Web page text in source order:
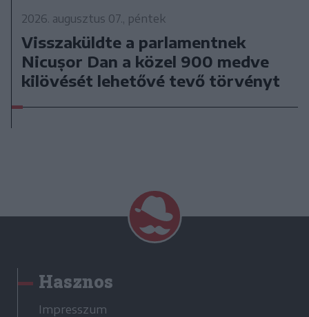
2026. augusztus 07., péntek
Visszaküldte a parlamentnek
Nicușor Dan a közel 900 medve
kilövését lehetővé tevő törvényt
Hasznos
Impresszum